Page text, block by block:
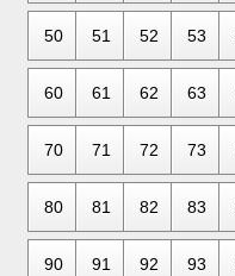
50 51 52 53
60 61 62 63
70 71 72 73
80 81 82 83
90 91 92 93